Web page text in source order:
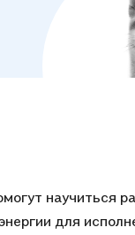
научиться
для